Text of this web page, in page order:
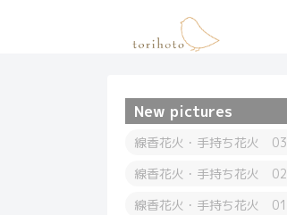
New pictures
線香花火・手持ち花火 03
線香花火・手持ち花火 02
線香花火・手持ち花火 01